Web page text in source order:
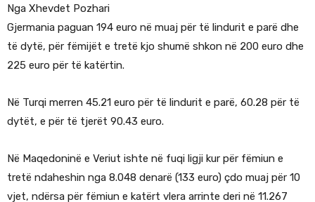
Nga Xhevdet Pozhari
Gjermania paguan 194 euro në muaj për të lindurit e parë dhe
të dytë, për fëmijët e tretë kjo shumë shkon në 200 euro dhe
225 euro për të katërtin.
Në Turqi merren 45.21 euro për të lindurit e parë, 60.28 për të
dytët, e për të tjerët 90.43 euro.
Në Maqedoninë e Veriut ishte në fuqi ligji kur për fëmiun e
tretë ndaheshin nga 8.048 denarë (133 euro) çdo muaj për 10
vjet, ndërsa për fëmiun e katërt vlera arrinte deri në 11.267